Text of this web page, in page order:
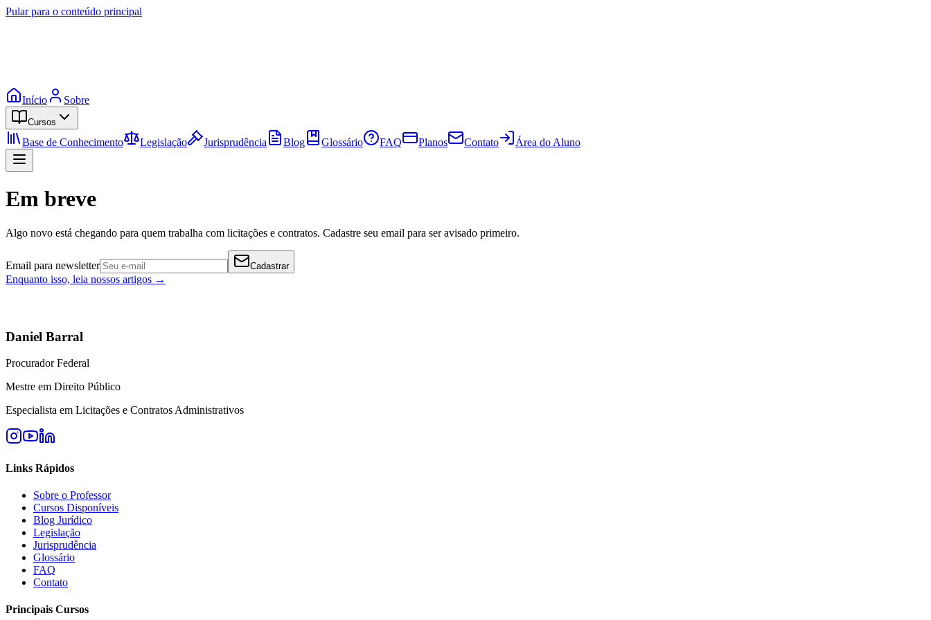
Pular para o conteúdo principal
Início Sobre
Cursos
Base de Conhecimento Legislação Jurisprudência Blog Glossário FAQ Planos Contato Área do Aluno
Em breve
Algo novo está chegando para quem trabalha com licitações e contratos. Cadastre seu email para ser avisado primeiro.
Email para newsletter Cadastrar
Enquanto isso, leia nossos artigos →
Daniel Barral
Procurador Federal
Mestre em Direito Público
Especialista em Licitações e Contratos Administrativos
Links Rápidos
Sobre o Professor
Cursos Disponíveis
Blog Jurídico
Legislação
Jurisprudência
Glossário
FAQ
Contato
Principais Cursos